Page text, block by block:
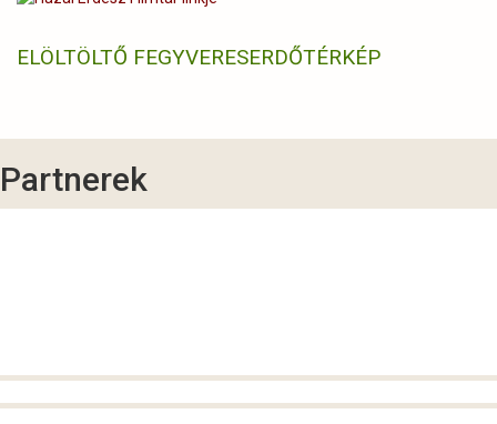
ELÖLTÖLTŐ FEGYVERESERDŐTÉRKÉP
Partnerek